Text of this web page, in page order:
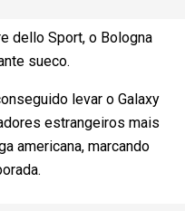
dello Sport, o Bologna
sueco.
levar o Galaxy
estrangeiros mais
americana, marcando